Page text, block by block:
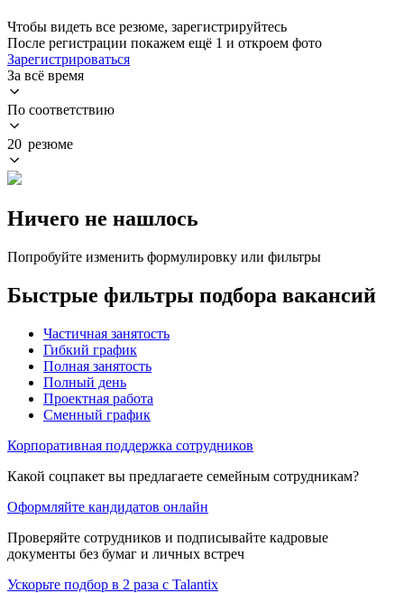
Чтобы видеть все резюме, зарегистрируйтесь
После регистрации покажем ещё 1 и откроем фото
Зарегистрироваться
За всё время
По соответствию
20 резюме
Ничего не нашлось
Попробуйте изменить формулировку или фильтры
Быстрые фильтры подбора вакансий
Частичная занятость
Гибкий график
Полная занятость
Полный день
Проектная работа
Сменный график
Корпоративная поддержка сотрудников
Какой соцпакет вы предлагаете семейным сотрудникам?
Оформляйте кандидатов онлайн
Проверяйте сотрудников и подписывайте кадровые
документы без бумаг и личных встреч
Ускорьте подбор в 2 раза с Talantix